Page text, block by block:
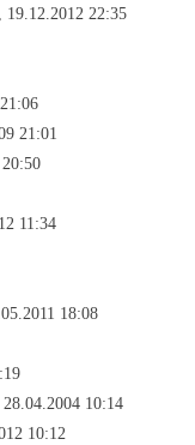
22:35
21:01
11:34
18:08
28.04.2004 10:14
10:12